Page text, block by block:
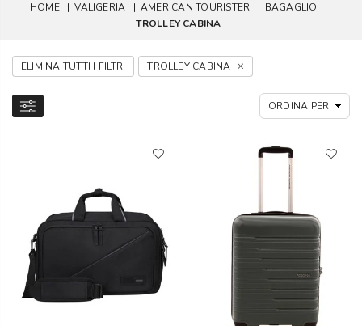
HOME | VALIGERIA | AMERICAN TOURISTER | BAGAGLIO
|
TROLLEY CABINA
ELIMINA TUTTI I FILTRI TROLLEY CABINA